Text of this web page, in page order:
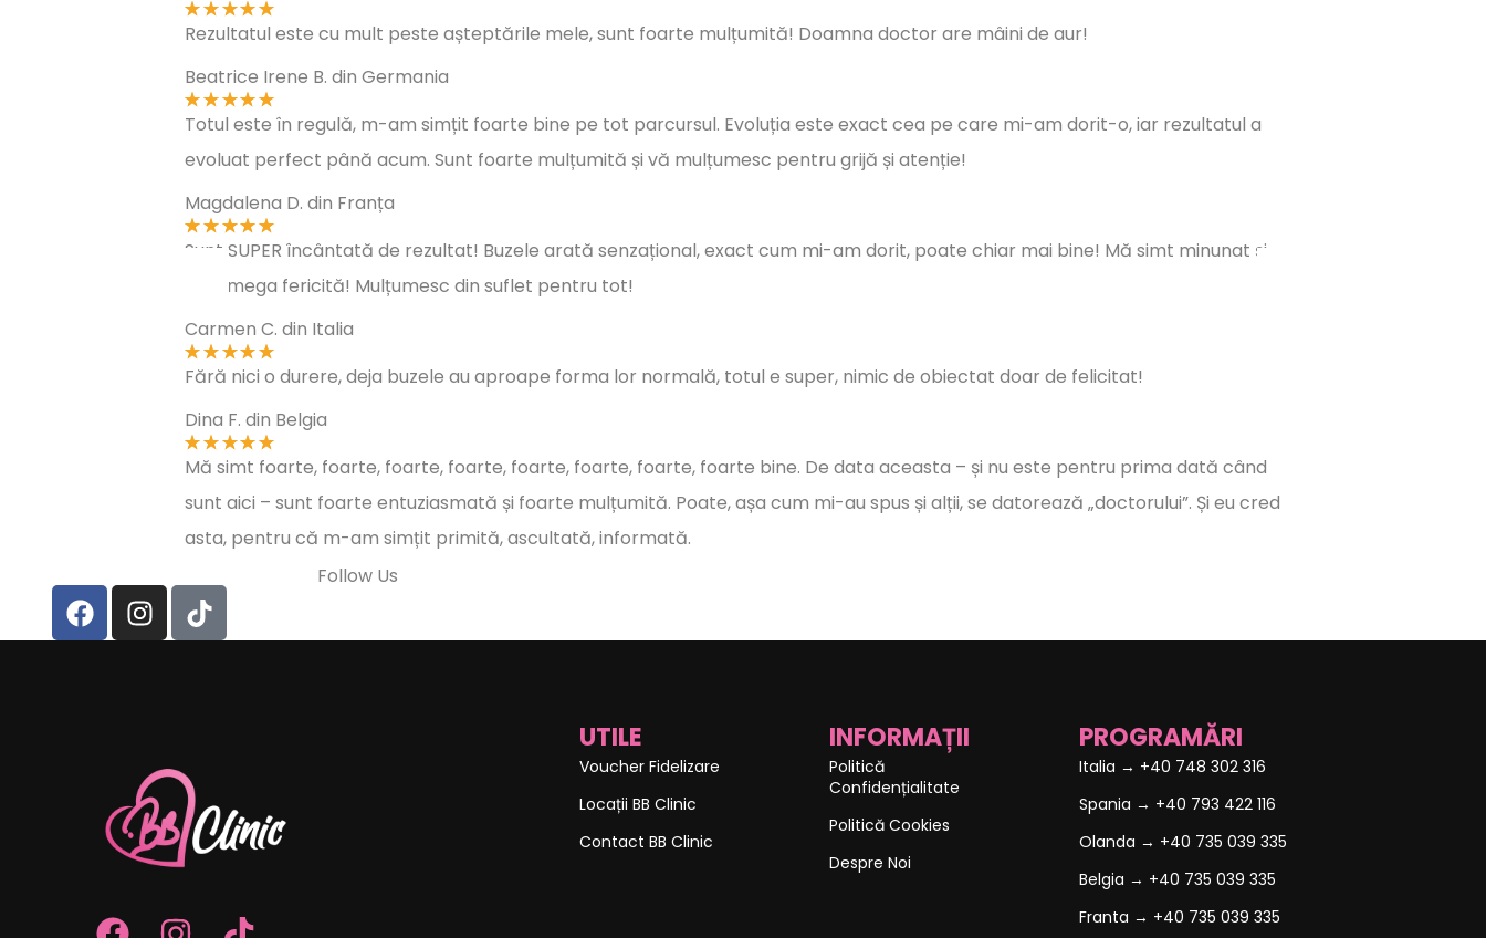
Rezultatul este cu mult peste așteptările mele, sunt foarte mulțumită! Doamna doctor are mâini de aur!
Beatrice Irene B. din Germania
Totul este în regulă, m-am simțit foarte bine pe tot parcursul. Evoluția este exact cea pe care mi-am dorit-o, iar rezultatul a
evoluat perfect până acum. Sunt foarte mulțumită și vă mulțumesc pentru grijă și atenție!
Magdalena D. din Franța
Sunt SUPER încântată de rezultat! Buzele arată senzațional, exact cum mi-am dorit, poate chiar mai bine! Mă simt minunat și
sunt mega fericită! Mulțumesc din suflet pentru tot!
Carmen C. din Italia
Fără nici o durere, deja buzele au aproape forma lor normală, totul e super, nimic de obiectat doar de felicitat!
Dina F. din Belgia
Mă simt foarte, foarte, foarte, foarte, foarte, foarte, foarte, foarte bine. De data aceasta – și nu este pentru prima dată când
sunt aici – sunt foarte entuziasmată și foarte mulțumită. Poate, așa cum mi-au spus și alții, se datorează „doctorului”. Și eu cred
asta, pentru că m-am simțit primită, ascultată, informată.
Follow Us
UTILE
Voucher Fidelizare
Locații BB Clinic
Contact BB Clinic
INFORMAȚII
Politică
Confidențialitate
Politică Cookies
Despre Noi
PROGRAMĂRI
Italia → +40 748 302 316
Spania → +40 793 422 116
Olanda → +40 735 039 335
Belgia → +40 735 039 335
Franta → +40 735 039 335